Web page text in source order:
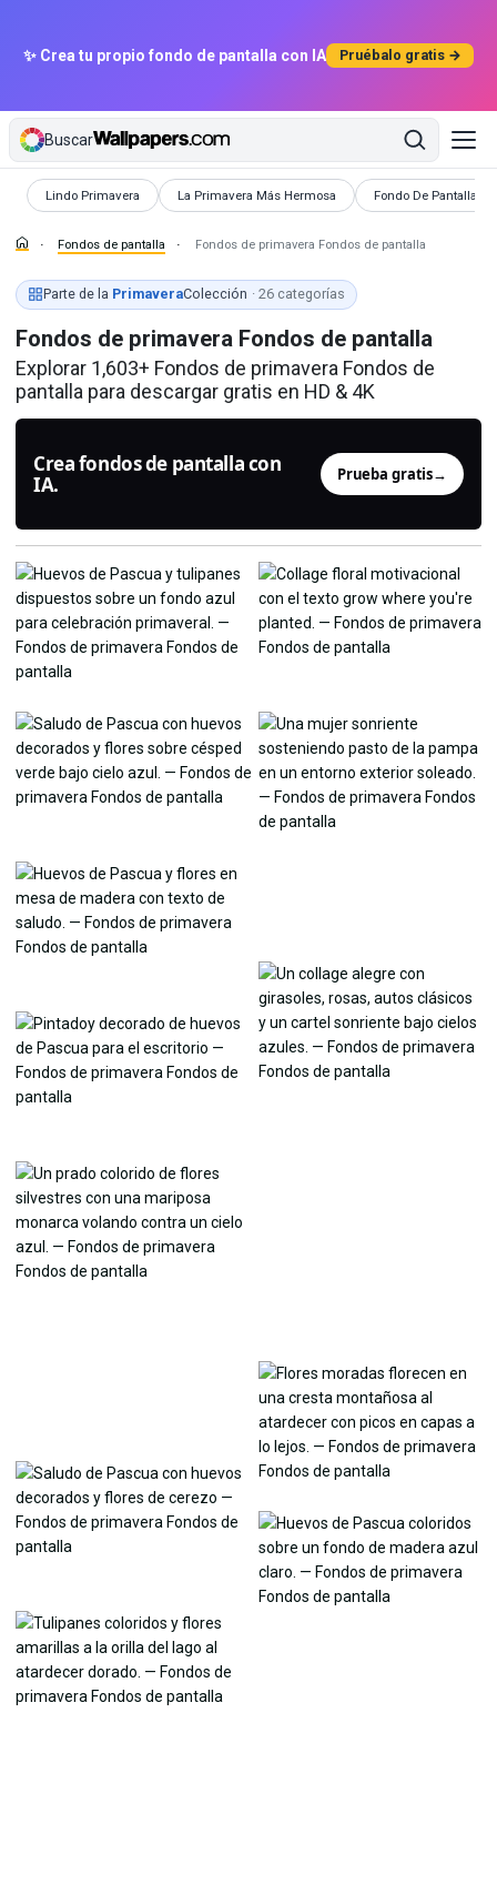
✨ Crea tu propio fondo de pantalla con IA Pruébalo gratis →
Buscar
Lindo Primavera
Fondos de pantalla La Primavera Más Hermosa
Fondos de pantalla Fondo De Pantalla
Fondos de pantalla
Fondos de pantalla Fondos de primavera Fondos de pantalla
Parte de la PrimaveraColección · 26 categorías
Fondos de primavera Fondos de pantalla
Explorar 1,603+ Fondos de primavera Fondos de
pantalla para descargar gratis en HD & 4K
Crea fondos de pantalla con
IA.
Prueba gratis→